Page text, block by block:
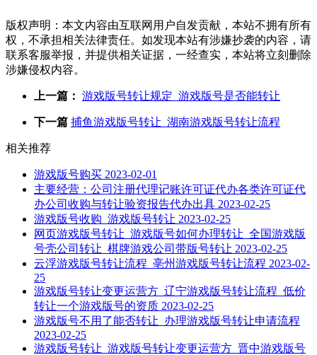
版权声明：本文内容由互联网用户自发贡献，本站不拥有所有
权，不承担相关法律责任。如发现本站有涉嫌抄袭的内容，请
联系客服举报，并提供相关证据，一经查实，本站将立刻删除
涉嫌侵权内容。
上一篇： 游戏版号转让规定_游戏版号是否能转让
下一篇 捕鱼游戏版号转让_湖南游戏版号转让流程
相关推荐
游戏版号购买 2023-02-01
主要经营：公司注册代理记账许可证代办各类许可证代
办公司收购与转让验资报告代办出具 2023-02-25
游戏版号收购_游戏版号转让 2023-02-25
网页游戏版号转让_游戏版号如何办理转让_全国游戏版
号壳公司转让_棋牌游戏公司带版号转让 2023-02-25
云浮游戏版号转让流程_亳州游戏版号转让流程 2023-02-
25
游戏版号转让变更运营方_辽宁游戏版号转让流程_低价
转让一个游戏版号的资质 2023-02-25
游戏版号不用了能否转让_办理游戏版号转让申请流程
2023-02-25
游戏版号转让_游戏版号转让变更运营方_晋中游戏版号